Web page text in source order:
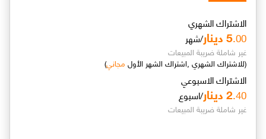
الاشتراك الشهري
5.00 دينار/شهر
غير شاملة ضريبة المبيعات
(للاشتراك الشهري ,اشتراك الشهر الأول مجاني)
الاشتراك الاسبوعي
2.40 دينار/اسبوع
غير شاملة ضريبة المبيعات